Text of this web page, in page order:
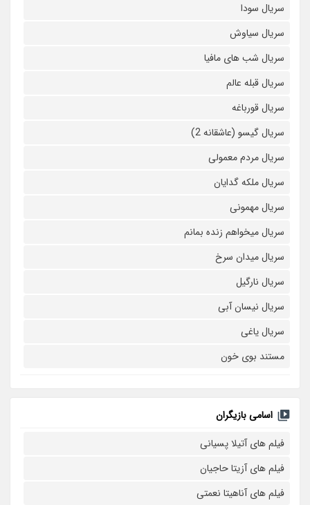
سریال سودا
سریال سیاوش
سریال شب های مافیا
سریال قبله عالم
سریال قورباغه
سریال گیسو (عاشقانه 2)
سریال مردم معمولی
سریال ملکه گدایان
سریال مهمونی
سریال میخواهم زنده بمانم
سریال میدان سرخ
سریال نارگیل
سریال نیسان آبی
سریال یاغی
مستند بوی خون
اسامی بازیگران
فیلم های آتیلا پسیانی
فیلم های آزیتا حاجیان
فیلم های آناهیتا نعمتی